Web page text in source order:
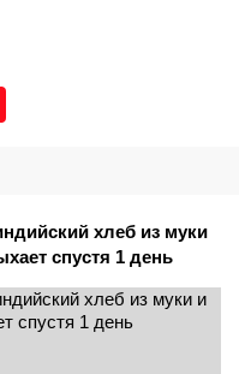
хлеб из муки
спустя 1 день